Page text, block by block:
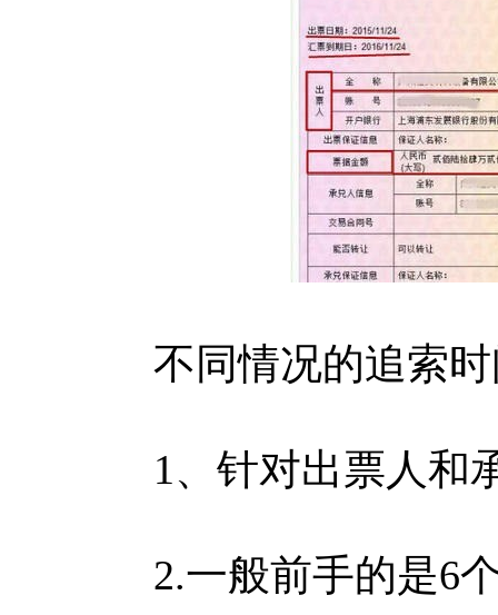
不同情况的追索时
1、针对出票人和
2.一般前手的是6